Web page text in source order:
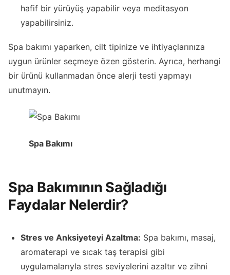
hafif bir yürüyüş yapabilir veya meditasyon
yapabilirsiniz.
Spa bakımı yaparken, cilt tipinize ve ihtiyaçlarınıza
uygun ürünler seçmeye özen gösterin. Ayrıca, herhangi
bir ürünü kullanmadan önce alerji testi yapmayı
unutmayın.
Spa Bakımı
Spa Bakımının Sağladığı
Faydalar Nelerdir?
Stres ve Anksiyeteyi Azaltma: Spa bakımı, masaj,
aromaterapi ve sıcak taş terapisi gibi
uygulamalarıyla stres seviyelerini azaltır ve zihni